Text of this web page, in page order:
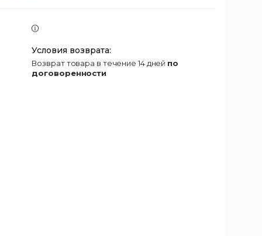
возврат товара в течение 14 дней по
договоренности